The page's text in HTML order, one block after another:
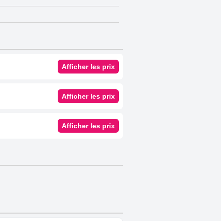
Afficher les prix
Afficher les prix
Afficher les prix